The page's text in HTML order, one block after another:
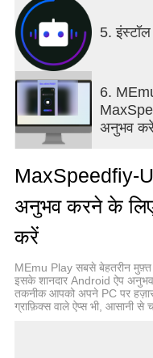
- In most countries, it
IKEv2 protocol first
connection speed.
- When the
OpenPROXY UDP
protocols in
- Switching to a
access speed or
5.
6.
अनुभव
MaxSpeedfiy-
अनुभव करने के
करें
MEmu Play सबसे बेहतरीन
इसके शानदार Android ऐप
तकनीक आपको अपने PC पर
ग्राफ़िक्स वाले ऐप्स भी, आसानी से